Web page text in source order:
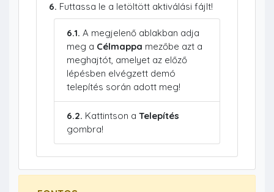
6. Futtassa le a letöltött aktiválási fájlt!
6.1. A megjelenő ablakban adja
meg a Célmappa mezőbe azt a
meghajtót, amelyet az előző
lépésben elvégzett demó
telepítés során adott meg!
6.2. Kattintson a Telepítés
gombra!